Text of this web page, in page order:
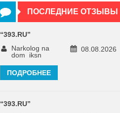
ПОСЛЕДНИЕ ОТЗЫВЫ
“393.RU”
08.08.2026
Narkolog na
dom_iksn
ПОДРОБНЕЕ
“393.RU”